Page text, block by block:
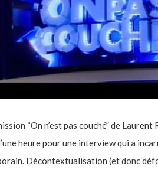
“On n’est pas couché” de
heure pour une interview qui a
Décontextualisation (et donc